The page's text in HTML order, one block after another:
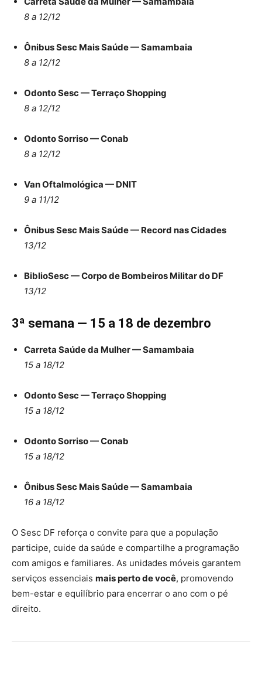
8 a 12/12
Ônibus Sesc Mais Saúde — Samambaia
8 a 12/12
Odonto Sesc — Terraço Shopping
8 a 12/12
Odonto Sorriso — Conab
8 a 12/12
Van Oftalmológica — DNIT
9 a 11/12
Ônibus Sesc Mais Saúde — Record nas Cidades
13/12
BiblioSesc — Corpo de Bombeiros Militar do DF
13/12
3ª semana — 15 a 18 de dezembro
Carreta Saúde da Mulher — Samambaia
15 a 18/12
Odonto Sesc — Terraço Shopping
15 a 18/12
Odonto Sorriso — Conab
15 a 18/12
Ônibus Sesc Mais Saúde — Samambaia
16 a 18/12
O Sesc DF reforça o convite para que a população
participe, cuide da saúde e compartilhe a programação
com amigos e familiares. As unidades móveis garantem
serviços essenciais mais perto de você, promovendo
bem-estar e equilíbrio para encerrar o ano com o pé
direito.